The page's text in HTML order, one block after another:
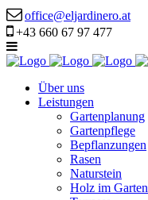
office@eljardinero.at
+43 660 67 97 477
Über uns
Leistungen
Gartenplanung
Gartenpflege
Bepflanzungen
Rasen
Naturstein
Holz im Garten